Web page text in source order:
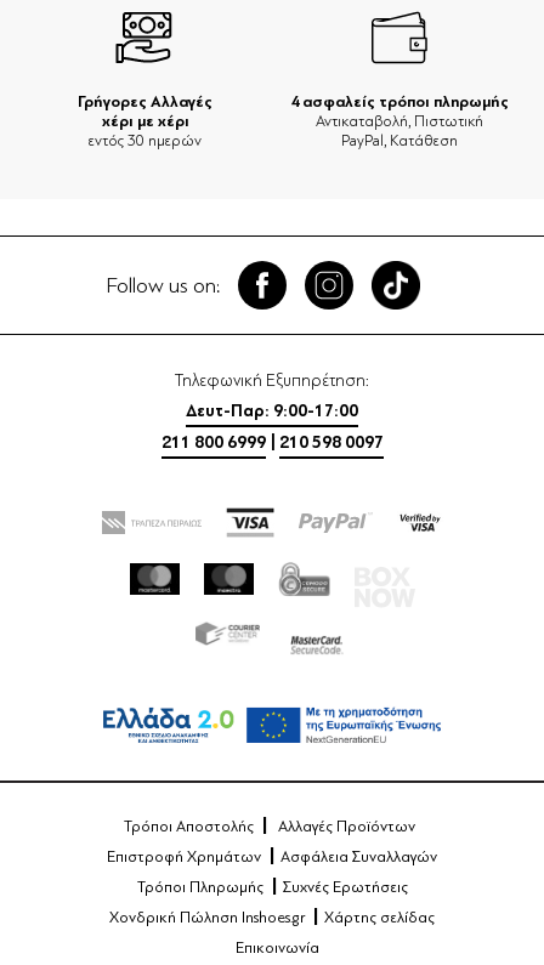
Γρήγορες Αλλαγές
χέρι με χέρι
εντός 30 ημερών
4 ασφαλείς τρόποι πληρωμής
Αντικαταβολή, Πιστωτική
PayPal, Κατάθεση
Follow us on:
Τηλεφωνική Εξυπηρέτηση:
Δευτ-Παρ: 9:00-17:00
211 800 6999
210 598 0097
Τρόποι Αποστολής
Αλλαγές Προϊόντων
Επιστροφή Χρημάτων
Ασφάλεια Συναλλαγών
Τρόποι Πληρωμής
Συχνές Ερωτήσεις
Χονδρική Πώληση Inshoes.gr
Χάρτης σελίδας
Επικοινωνία